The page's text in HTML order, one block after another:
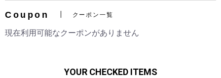
お買い物を続ける カートへ進む
Coupon クーポン一覧
現在利用可能なクーポンがありません
YOUR CHECKED ITEMS